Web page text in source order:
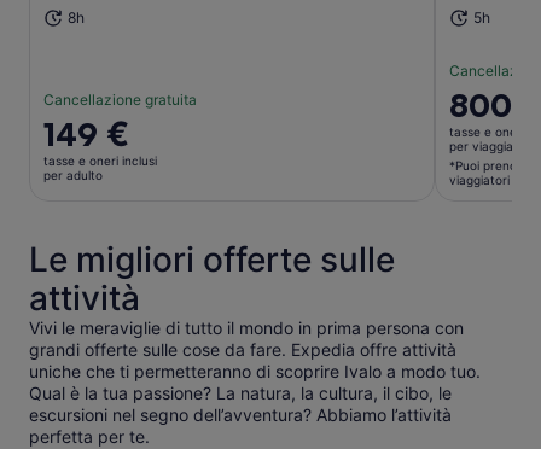
8h
Cancellazione gratuita
Il
prezzo
è
adulto
149 €
tasse e oneri inclusi
per adulto
5h
Il
prezzo
è
800 €
per
prezzo
più
basso,
800
tasse e oneri
per
*Puoi
viaggiatori
Le migliori offerte sulle
attività
Vivi le meraviglie di tutto il mondo in prima persona con
grandi offerte sulle cose da fare. Expedia offre attività
uniche che ti permetteranno di scoprire Ivalo a modo tuo.
Qual è la tua passione? La natura, la cultura, il cibo, le
escursioni nel segno dell’avventura? Abbiamo l’attività
perfetta per te.